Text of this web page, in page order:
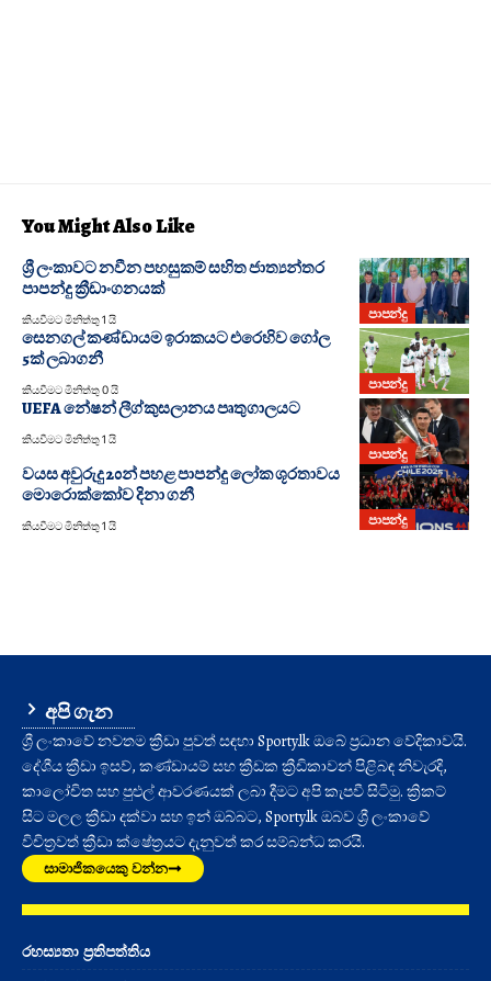
You Might Also Like
පාපන්දු
ශ්‍රී ලංකාවට නවීන පහසුකම් සහිත ජාත්‍යන්තර
පාපන්දු ක්‍රීඩාංගනයක්
කියවීමට මිනිත්තු 1 යි
පාපන්දු
සෙනගල් කණ්ඩායම ඉරාකයට එරෙහිව ගෝල
5ක් ලබාගනී
කියවීමට මිනිත්තු 0 යි
පාපන්දු
UEFA නේෂන් ලීග්කුසලානය පෘතුගාලයට
කියවීමට මිනිත්තු 1 යි
පාපන්දු
වයස අවුරුදු 20න් පහළ පාපන්දු ලෝක ශූරතාවය
මොරොක්කෝව දිනා ගනී
කියවීමට මිනිත්තු 1 යි
අපි ගැන
ශ්‍රී ලංකාවේ නවතම ක්‍රීඩා පුවත් සඳහා Sporty.lk ඔබේ ප්‍රධාන වේදිකාවයි.
දේශීය ක්‍රීඩා ඉසව්, කණ්ඩායම් සහ ක්‍රීඩක ක්‍රීඩිකාවන් පිළිබඳ නිවැරදි,
කාලෝචිත සහ පුළුල් ආවරණයක් ලබා දීමට අපි කැපවී සිටිමු. ක්‍රිකට්
සිට මලල ක්‍රීඩා දක්වා සහ ඉන් ඔබ්බට, Sporty.lk ඔබව ශ්‍රී ලංකාවේ
විචිත්‍රවත් ක්‍රීඩා ක්ෂේත්‍රයට දැනුවත් කර සම්බන්ධ කරයි.
සාමාජිකයෙකු වන්න
රහස්‍යතා ප්‍රතිපත්තිය